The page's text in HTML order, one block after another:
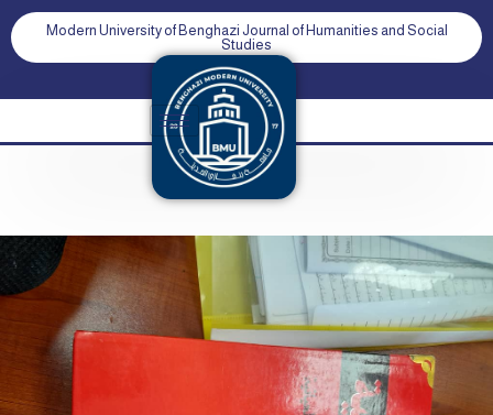
Modern University of Benghazi Journal of Humanities and Social
Studies